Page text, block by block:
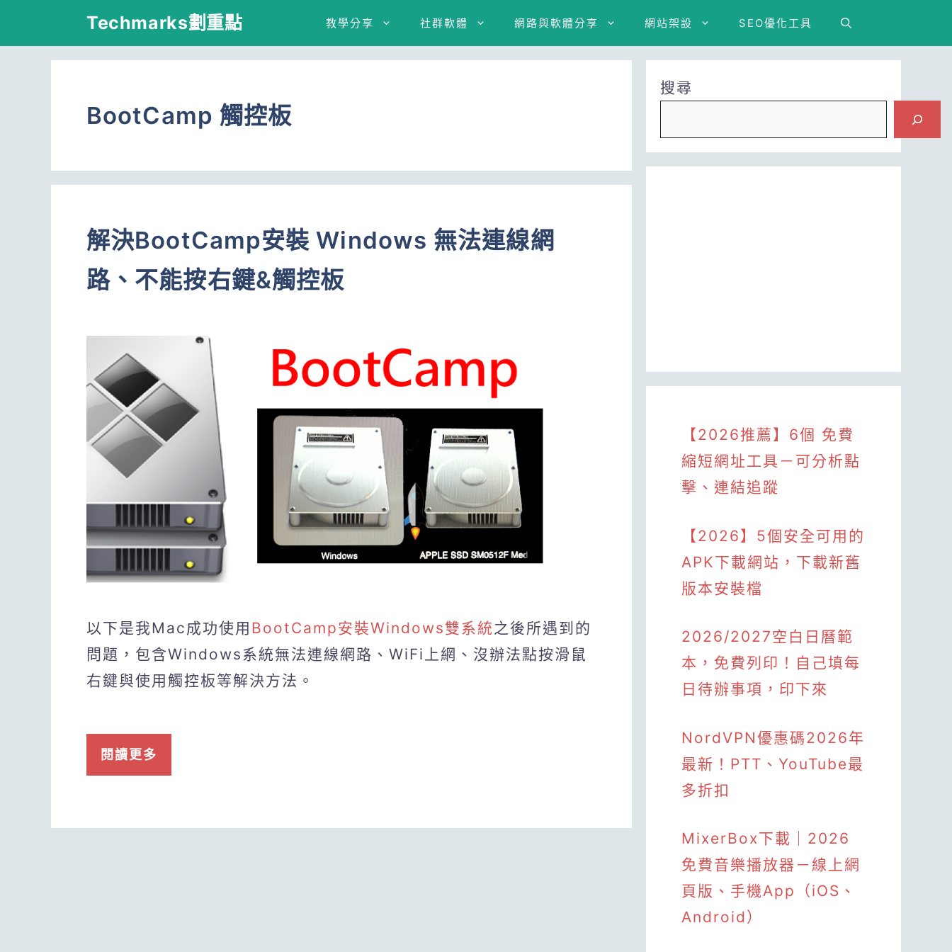
Techmarks劃重點 教學分享 社群軟體 網路與軟體分享 網站架設 SEO優化工具
BootCamp 觸控板
解決BootCamp安裝 Windows 無法連線網
路、不能按右鍵&觸控板
以下是我Mac成功使用 BootCamp安裝Windows雙系統 之後所遇到的
問題，包含Windows系統無法連線網路、WiFi上網、沒辦法點按滑鼠
右鍵與使用觸控板等解決方法。
閱讀更多
搜尋
【2026推薦】6個 免費
縮短網址工具－可分析點
擊、連結追蹤
【2026】5個安全可用的
APK下載網站，下載新舊
版本安裝檔
2026/2027空白日曆範
本，免費列印！自己填每
日待辦事項，印下來
NordVPN優惠碼2026年
最新！PTT、YouTube最
多折扣
MixerBox下載｜2026
免費音樂播放器－線上網
頁版、手機App（iOS、
Android）